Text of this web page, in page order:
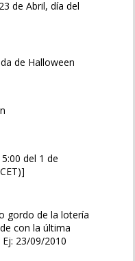
de Abril, día del
de Halloween
del 1 de
gordo de la lotería
con la última
23/09/2010